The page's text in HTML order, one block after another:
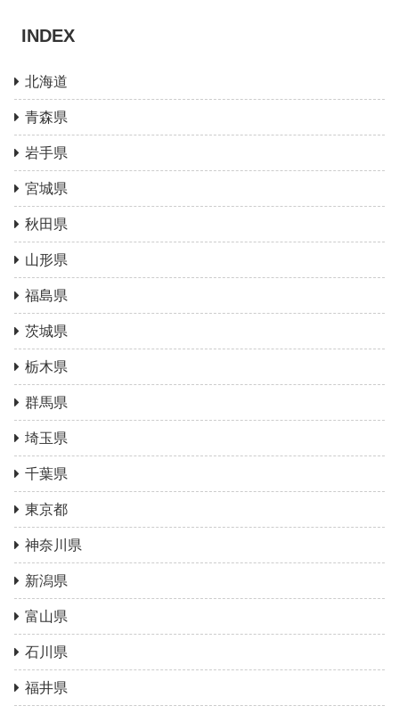
INDEX
北海道
青森県
岩手県
宮城県
秋田県
山形県
福島県
茨城県
栃木県
群馬県
埼玉県
千葉県
東京都
神奈川県
新潟県
富山県
石川県
福井県